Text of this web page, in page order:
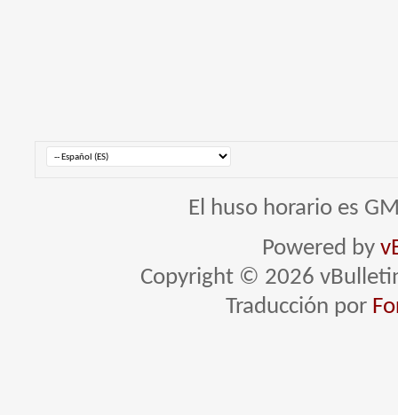
El huso horario es
Powered by
Copyright © 2026
Traducción por